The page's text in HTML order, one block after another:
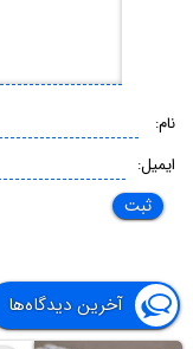
نام:
ایمیل:
آخرین دیدگاه‌ها